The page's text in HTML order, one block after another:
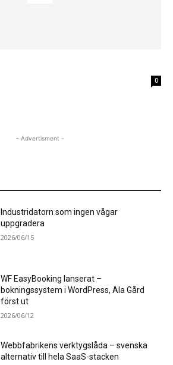
0
- Advertisment -
Industridatorn som ingen vågar
uppgradera
2026/06/15
WF EasyBooking lanserat –
bokningssystem i WordPress, Ala Gård
först ut
2026/06/12
Webbfabrikens verktygslåda – svenska
alternativ till hela SaaS-stacken